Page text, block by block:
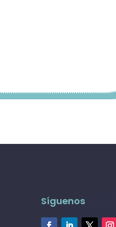
Síguenos